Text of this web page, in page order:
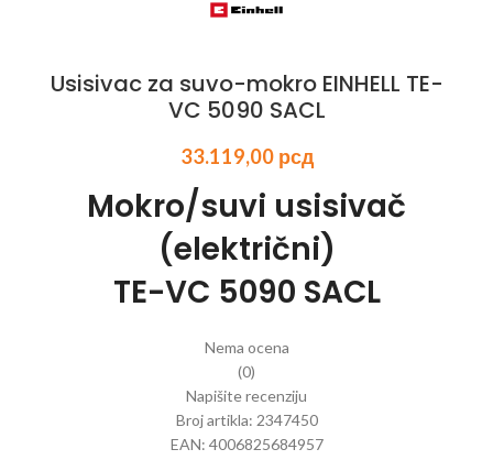
Usisivac za suvo-mokro EINHELL TE-
VC 5090 SACL
33.119,00 рсд
Mokro/suvi usisivač
(električni)
TE-VC 5090 SACL
Nema ocena
(0)
Napišite recenziju
Broj artikla: 2347450
EAN: 4006825684957